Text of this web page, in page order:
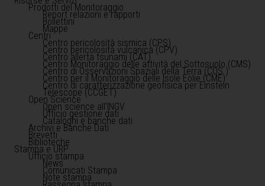
Prodotti del Monitoraggio
Report relazioni e rapporti
Bollettini
Mappe
Centri
Centro pericolosità sismica (CPS)
Centro pericolosità vulcanica (CPV)
Centro allerta tsunami (CAT)
Centro Monitoraggio delle attività del Sottosuolo (CMS)
Centro di Osservazioni Spaziali della Terra (COS )
Centro per il Monitoraggio delle Isole Eolie (CME)
Centro di caratterizzazione geofisica per Einstein
Telescope (CCGET)
Open Science
Open science all'INGV
Ufficio gestione dati
Cataloghi e banche dati
Archivi e Banche Dati
Brevetti
Biblioteche
Stampa e URP
Ufficio stampa
News
Comunicati Stampa
Note stampa